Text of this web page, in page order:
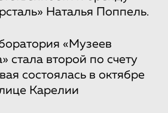
Наталья Поппель.
«Музеев
стала второй по счету
состоялась в октябре
Карелии